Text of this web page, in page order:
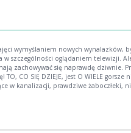
wymyślaniem nowych wynalazków,
w szczególności oglądaniem telewizji.
zachowywać się naprawdę dziwnie.
CO SIĘ DZIEJE, jest O WIELE gorsze
w kanalizacji, prawdziwe żaboczłeki,